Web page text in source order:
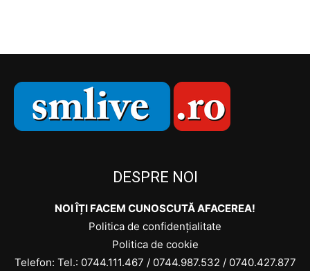
DESPRE NOI
NOI ÎȚI FACEM CUNOSCUTĂ AFACEREA!
Politica de confidențialitate
Politica de cookie
Telefon: Tel.: 0744.111.467 / 0744.987.532 / 0740.427.877